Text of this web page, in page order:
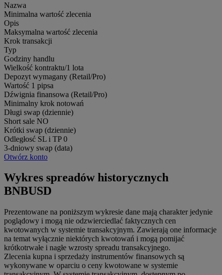
Nazwa
Minimalna wartość zlecenia
Opis
Maksymalna wartość zlecenia
Krok transakcji
Typ
Godziny handlu
Wielkość kontraktu/1 lota
Depozyt wymagany (Retail/Pro)
Wartość 1 pipsa
Dźwignia finansowa (Retail/Pro)
Minimalny krok notowań
Długi swap (dziennie)
Short sale NO
Krótki swap (dziennie)
Odległosć SL i TP 0
3-dniowy swap (data)
Otwórz konto
Wykres spreadów historycznych
BNBUSD
Prezentowane na poniższym wykresie dane mają charakter jedynie
poglądowy i mogą nie odzwierciedlać faktycznych cen
kwotowanych w systemie transakcyjnym. Zawierają one informacje
na temat wyłącznie niektórych kwotowań i mogą pomijać
krótkotrwałe i nagłe wzrosty spreadu transakcyjnego.
Zlecenia kupna i sprzedaży instrumentów finansowych są
wykonywane w oparciu o ceny kwotowane w systemie